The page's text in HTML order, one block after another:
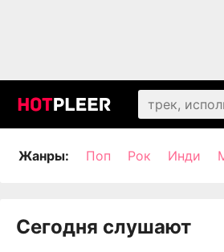
Жанры: Поп Рок Инди
Сегодня слушают